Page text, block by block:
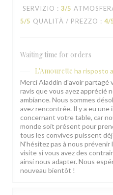
SERVIZIO : 3/5
5/5 QUALITÀ / PREZZO : 4/
Waiting time for orders
L'Amourette ha risposto
Merci Aladdin d'avoir partagé
ravis que vous ayez apprécié
ambiance. Nous sommes
avez rencontrée. Il y a eu une
concernant votre table, car
monde soit présent pour
tous les convives puissent
N'hésitez pas à nous
visite si vous avez des
ainsi nous adapter. Nous
nouveau bientôt !